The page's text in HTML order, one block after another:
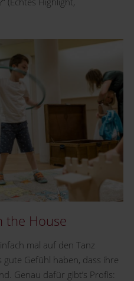
the House
mal auf den Tanz
Gefühl haben, dass ihre
Genau dafür gibt’s Profis: